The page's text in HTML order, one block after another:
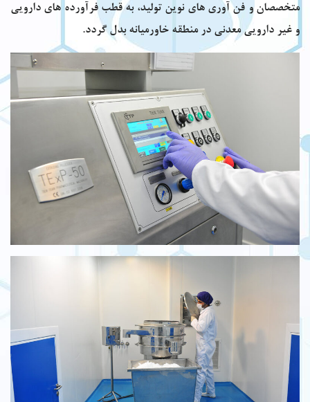
متخصصان و فن آوری های نوین تولید، به قطب فرآورده های دارویی
و غیر دارویی معدنی در منطقه خاورمیانه بدل گردد.